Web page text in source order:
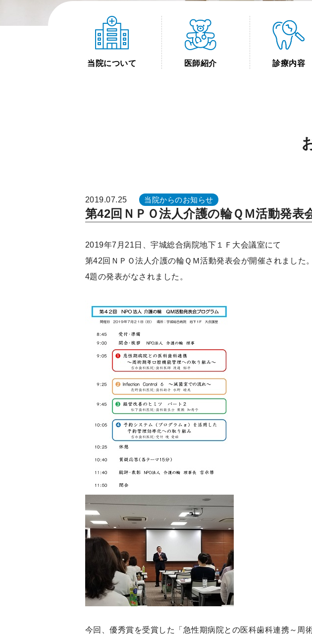
当院について 医師紹介 診療内容
2019.07.25 当院からのお知らせ
第42回ＮＰＯ法人介護の輪ＱＭ活動発表
2019年7月21日、宇城総合病院地下１Ｆ大会議室にて
第42回ＮＰＯ法人介護の輪ＱＭ活動発表会が開催されました。
4題の発表がなされました。
今回、優秀賞を受賞した「急性期病院との医科歯科連携～周